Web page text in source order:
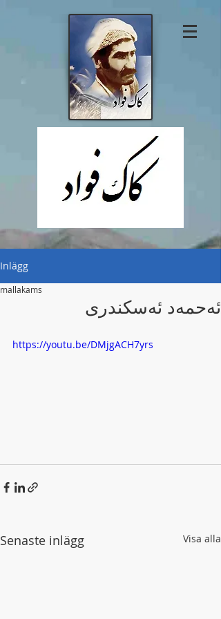
Inlägg
ئەحمەد ئەسکندری
mallakams
https://youtu.be/DMjgACH7yrs
Senaste inlägg Visa alla